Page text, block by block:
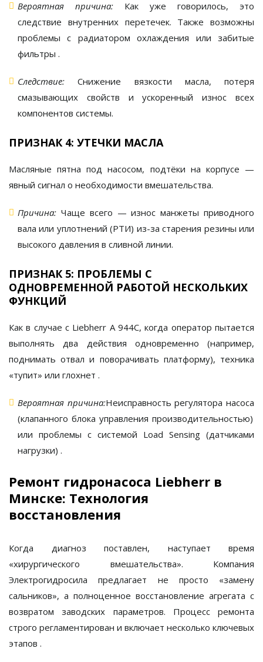
Вероятная причина: Как уже говорилось, это
следствие внутренних перетечек. Также возможны
проблемы с радиатором охлаждения или забитые
фильтры .
Следствие: Снижение вязкости масла, потеря
смазывающих свойств и ускоренный износ всех
компонентов системы.
ПРИЗНАК 4: УТЕЧКИ МАСЛА
Масляные пятна под насосом, подтёки на корпусе —
явный сигнал о необходимости вмешательства.
Причина: Чаще всего — износ манжеты приводного
вала или уплотнений (РТИ) из-за старения резины или
высокого давления в сливной линии.
ПРИЗНАК 5: ПРОБЛЕМЫ С
ОДНОВРЕМЕННОЙ РАБОТОЙ НЕСКОЛЬКИХ
ФУНКЦИЙ
Как в случае с Liebherr A 944C, когда оператор пытается
выполнять два действия одновременно (например,
поднимать отвал и поворачивать платформу), техника
«тупит» или глохнет .
Вероятная причина:Неисправность регулятора насоса
(клапанного блока управления производительностью)
или проблемы с системой Load Sensing (датчиками
нагрузки) .
Ремонт гидронасоса Liebherr в
Минске: Технология
восстановления
Когда диагноз поставлен, наступает время
«хирургического вмешательства». Компания
Электрогидросила предлагает не просто «замену
сальников», а полноценное восстановление агрегата с
возвратом заводских параметров. Процесс ремонта
строго регламентирован и включает несколько ключевых
этапов .